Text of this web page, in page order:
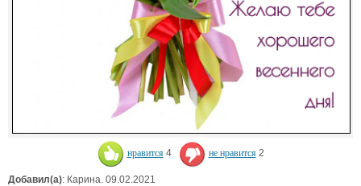
нравится 4 не нравится 2
Добавил(а): Карина. 09.02.2021